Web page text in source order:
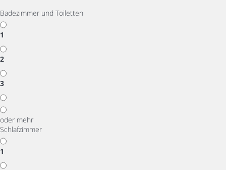
Badezimmer und Toiletten
1
2
3
oder mehr
Schlafzimmer
1